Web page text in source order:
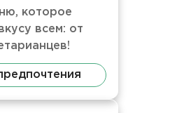
которое
всем: от